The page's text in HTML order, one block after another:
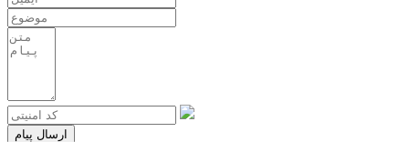
ارسال پیام